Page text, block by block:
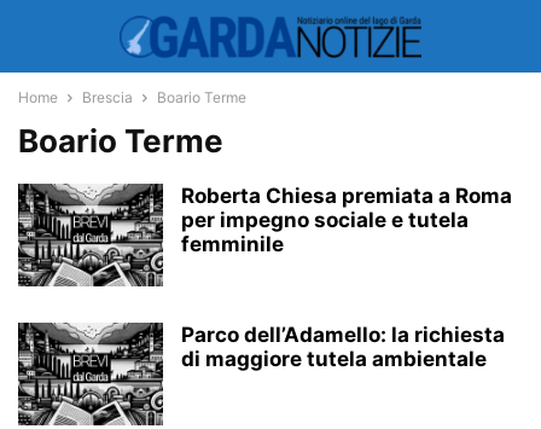
Home Brescia Boario Terme
Boario Terme
Roberta Chiesa premiata a Roma
per impegno sociale e tutela
femminile
Parco dell’Adamello: la richiesta
di maggiore tutela ambientale